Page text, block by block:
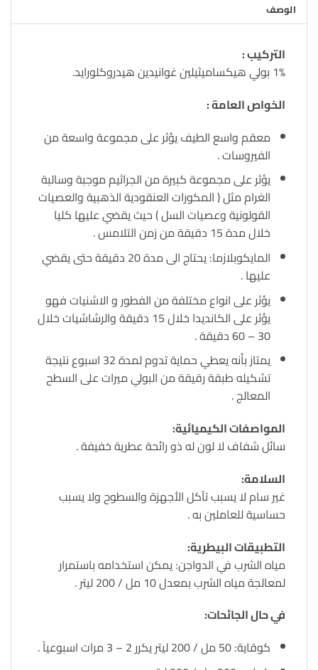
الوصف
التركيب :
1% بولي هيكساميثيلين غوانيدين هيدروكلورايد.
الخواص العامة :
معقم واسع الطيف يؤثر على مجموعة واسعة من
الفيروسات .
يؤثر على مجموعة كبيرة من الجراثيم موجبة وسالبة
الغرام مثل ( المكورات العنقودية الذهبية والعصيات
القولونية وعصيات السل ) حيث يقضي عليها كليا
خلال مدة 15 دقيقة من زمن التلامس .
المايكوبلازما: يحتاج الى مدة 20 دقيقة حتى يقضي
عليها .
يؤثر على انواع مختلفة من الفطور و الاشنيات فهو
يؤثر على الكانديدا خلال 15 دقيقة والرشاشيات خلال
30 – 60 دقيقة .
يمتاز بأنه يعطي حماية تدوم لمدة 32 اسبوع نتيجة
تشكيله طبقة رقيقة من البولي ميرات على السطح
المعالج .
المواصفات الكيميائية:
سائل شفاف لا لون له ذو رائحة عطرية خفيفة .
السلامة:
غير سام لا يسبب تآكل الأجهزة والسطوح ولا يسبب
حساسية للعاملين به .
التطبيقات البيطرية:
مياه الشرب في الدواجن: يمكن استخدامه باستمرار
لمعالجة مياه الشرب بمعدل 10 مل / 200 ليتر .
في حال الجائحات:
كوقاية: 50 مل / 200 ليتر يكرر 2 – 3 مرات اسبوعياً .